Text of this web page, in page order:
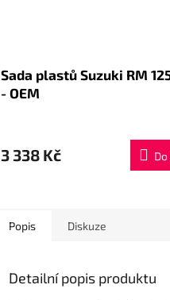
Sada plastů Suzuki RM
- OEM
3 338 Kč
Popis Diskuze
Detailní popis produktu